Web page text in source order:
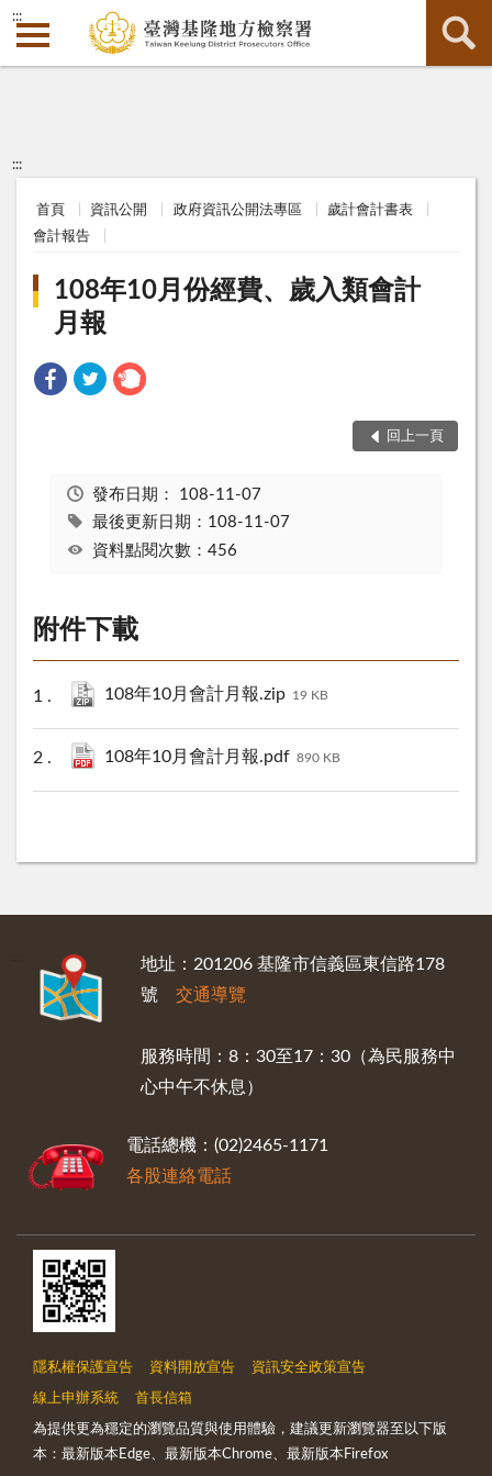
:::
:::
首頁 資訊公開 政府資訊公開法專區
歲計會計書表
會計報告
108年10月份經費、歲入類會計
月報
回上一頁
發布日期： 108-11-07
最後更新日期：108-11-07
資料點閱次數：456
附件下載
108年10月會計月報.zip 19 KB
108年10月會計月報.pdf 890 KB
地址：201206 基隆市信義區東信路178
號 交通導覽
服務時間：8：30至17：30（為民服務中
心中午不休息）
電話總機：(02)2465-1171
各股連絡電話
隱私權保護宣告 資料開放宣告 資訊安全政策宣告
線上申辦系統 首長信箱
為提供更為穩定的瀏覽品質與使用體驗，建議更新瀏覽器至以下版
本：最新版本Edge、最新版本Chrome、最新版本Firefox